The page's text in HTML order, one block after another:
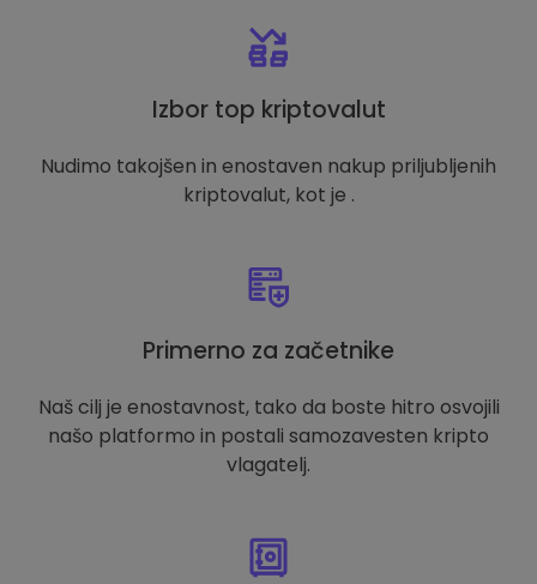
Izbor top kriptovalut
Nudimo takojšen in enostaven nakup priljubljenih
kriptovalut, kot je .
Primerno za začetnike
Naš cilj je enostavnost, tako da boste hitro osvojili
našo platformo in postali samozavesten kripto
vlagatelj.